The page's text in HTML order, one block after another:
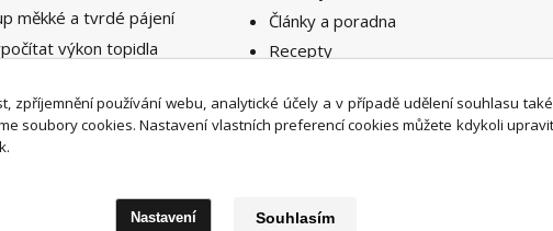
měkké a tvrdé pájení
výkon topidla
?
Články a poradna
Recepty
zpříjemnění používání webu, analytické účely a v případě udělení souhlasu
soubory cookies. Nastavení vlastních preferencí cookies můžete kdykoli
Nastavení Souhlasím